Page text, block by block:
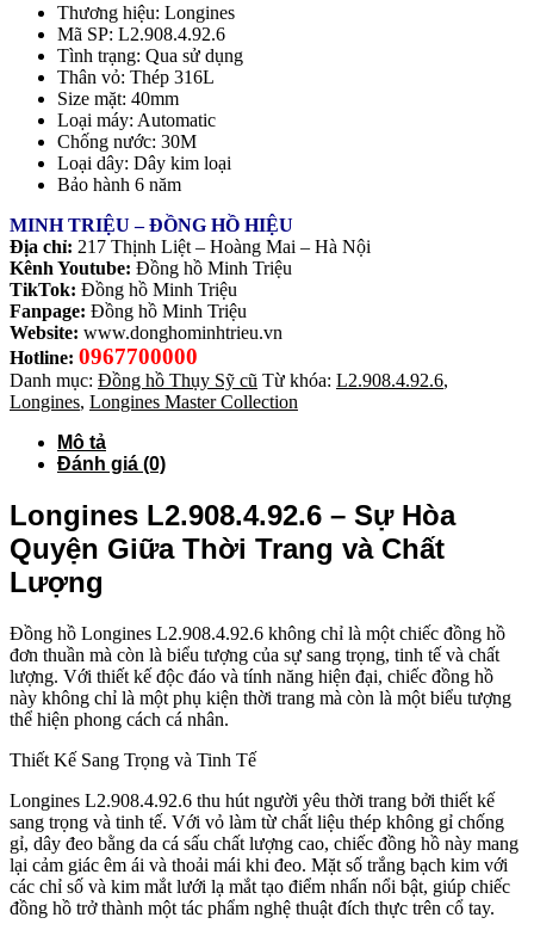
Thương hiệu: Longines
Mã SP: L2.908.4.92.6
Tình trạng: Qua sử dụng
Thân vỏ: Thép 316L
Size mặt: 40mm
Loại máy: Automatic
Chống nước: 30M
Loại dây: Dây kim loại
Bảo hành 6 năm
MINH TRIỆU – ĐỒNG HỒ HIỆU
Địa chỉ: 217 Thịnh Liệt – Hoàng Mai – Hà Nội
Kênh Youtube: Đồng hồ Minh Triệu
TikTok: Đồng hồ Minh Triệu
Fanpage: Đồng hồ Minh Triệu
Website: www.donghominhtrieu.vn
Hotline: 0967700000
Danh mục: Đồng hồ Thụy Sỹ cũ Từ khóa: L2.908.4.92.6,
Longines, Longines Master Collection
Mô tả
Đánh giá (0)
Longines L2.908.4.92.6 – Sự Hòa
Quyện Giữa Thời Trang và Chất
Lượng
Đồng hồ Longines L2.908.4.92.6 không chỉ là một chiếc đồng hồ
đơn thuần mà còn là biểu tượng của sự sang trọng, tinh tế và chất
lượng. Với thiết kế độc đáo và tính năng hiện đại, chiếc đồng hồ
này không chỉ là một phụ kiện thời trang mà còn là một biểu tượng
thể hiện phong cách cá nhân.
Thiết Kế Sang Trọng và Tinh Tế
Longines L2.908.4.92.6 thu hút người yêu thời trang bởi thiết kế
sang trọng và tinh tế. Với vỏ làm từ chất liệu thép không gỉ chống
gỉ, dây đeo bằng da cá sấu chất lượng cao, chiếc đồng hồ này mang
lại cảm giác êm ái và thoải mái khi đeo. Mặt số trắng bạch kim với
các chỉ số và kim mắt lưới lạ mắt tạo điểm nhấn nổi bật, giúp chiếc
đồng hồ trở thành một tác phẩm nghệ thuật đích thực trên cổ tay.